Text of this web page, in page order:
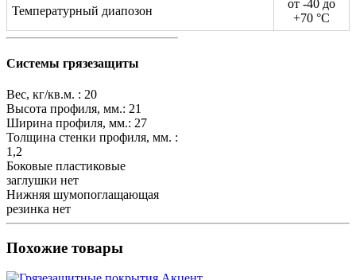
Температурный диапозон
от -40 до
+70 °C
Системы грязезащиты
Вес, кг/кв.м. : 20
Высота профиля, мм.: 21
Ширина профиля, мм.: 27
Толщина стенки профиля, мм. :
1,2
Боковые пластиковые
заглушки нет
Нижняя шумопоглащающая
резинка нет
Похожие товары